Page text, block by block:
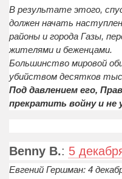
В результате этого,
должен начать
районы и города Газы,
жителями и беженцами.
Большинство мировой
убийством десятков
Под давлением его,
прекратить войну и не
Benny B.: 5
Евгений Гершман: 4